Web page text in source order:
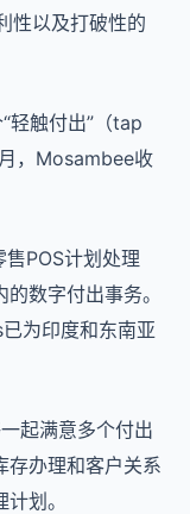
性以及打破性的
轻触付出”（tap
，Mosambee收
POS计划处理
数字付出事务。
为印度和东南亚
起满意多个付出
存办理和客户关系
划。